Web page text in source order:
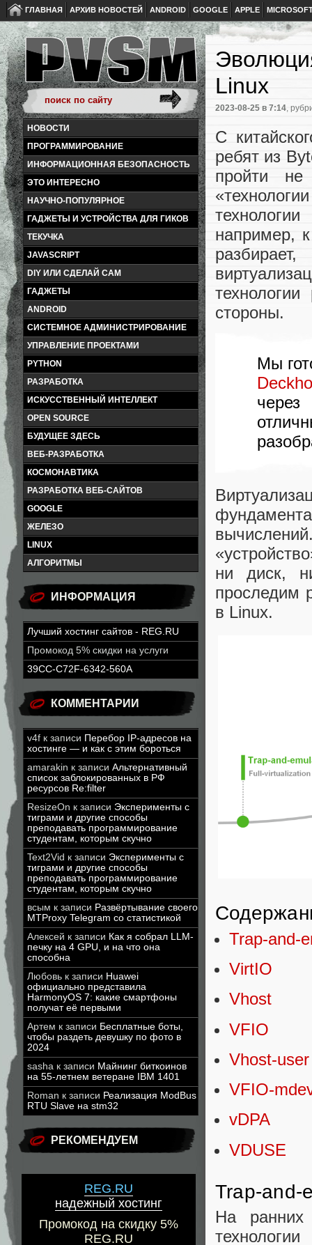
ГЛАВНАЯ АРХИВ НОВОСТЕЙ ANDROID GOOGLE APPLE
НОВОСТИ
ПРОГРАММИРОВАНИЕ
ИНФОРМАЦИОННАЯ БЕЗОПАСНОСТЬ
ЭТО ИНТЕРЕСНО
НАУЧНО-ПОПУЛЯРНОЕ
ГАДЖЕТЫ И УСТРОЙСТВА ДЛЯ ГИКОВ
ТЕКУЧКА
JAVASCRIPT
DIY ИЛИ СДЕЛАЙ САМ
ГАДЖЕТЫ
ANDROID
СИСТЕМНОЕ АДМИНИСТРИРОВАНИЕ
УПРАВЛЕНИЕ ПРОЕКТАМИ
PYTHON
РАЗРАБОТКА
ИСКУССТВЕННЫЙ ИНТЕЛЛЕКТ
OPEN SOURCE
БУДУЩЕЕ ЗДЕСЬ
ВЕБ-РАЗРАБОТКА
КОСМОНАВТИКА
РАЗРАБОТКА ВЕБ-САЙТОВ
GOOGLE
ЖЕЛЕЗО
LINUX
АЛГОРИТМЫ
ИНФОРМАЦИЯ
Лучший хостинг сайтов - REG.RU
Промокод 5% скидки на услуги
39CC-C72F-6342-560A
КОММЕНТАРИИ
v4f к записи Перебор IP-адресов на
хостинге — и как с этим бороться
amarakin к записи Альтернативный
список заблокированных в РФ
ресурсов Re:filter
ResizeOn к записи Эксперименты с
тиграми и другие способы
преподавать программирование
студентам, которым скучно
Text2Vid к записи Эксперименты с
тиграми и другие способы
преподавать программирование
студентам, которым скучно
всым к записи Развёртывание своего
MTProxy Telegram со статистикой
Алексей к записи Как я собрал LLM-
печку на 4 GPU, и на что она
способна
Любовь к записи Huawei
официально представила
HarmonyOS 7: какие смартфоны
получат её первыми
Артем к записи Бесплатные боты,
чтобы раздеть девушку по фото в
2024
sasha к записи Майнинг биткоинов
на 55-летнем ветеране IBM 1401
Roman к записи Реализация ModBus
RTU Slave на stm32
РЕКОМЕНДУЕМ
REG.RU
надежный хостинг
Промокод на скидку 5%
REG.RU
Linux
2023-08-25 в 7:14,
С
ребят из
пройти
например,
стороны.
Мы
через
ни диск,
проследим
в Linux.
Trap-and-
VirtIO
Vhost
VFIO
Vhost-user
VFIO-
vDPA
VDUSE
Trap-and-
На ранних